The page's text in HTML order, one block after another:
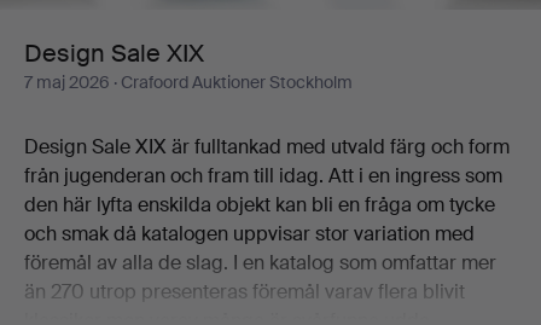
Design Sale XIX
7 maj 2026 · Crafoord Auktioner Stockholm
Design Sale XIX är fulltankad med utvald färg och form
från jugenderan och fram till idag. Att i en ingress som
den här lyfta enskilda objekt kan bli en fråga om tycke
och smak då katalogen uppvisar stor variation med
föremål av alla de slag. I en katalog som omfattar mer
än 270 utrop presenteras föremål varav flera blivit